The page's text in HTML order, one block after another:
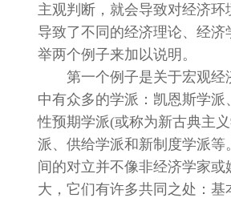
主观判断，就会导致对经济环
导致了不同的经济理论、经
举两个例子来加以说明。
第一个例子是关于宏观经
中有众多的学派：凯恩斯学派
性预期学派(或称为新古典主
派、供给学派和新制度学派等
间的对立并不像非经济学家或
大，它们有许多共同之处：基